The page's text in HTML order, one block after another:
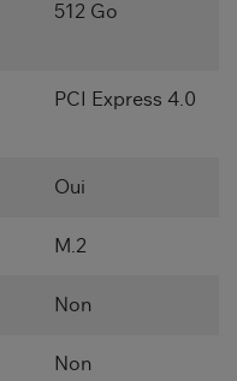
512 Go
PCI Express 4.0
Oui
M.2
Non
Non